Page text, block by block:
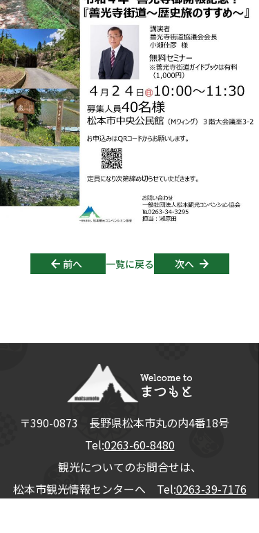
Post navigation
前へ 一覧に戻る 次へ
〒390-0873 長野県松本市丸の内4番18号
Tel:0263-60-8480
観光についてのお問合せは、
松本市観光情報センターへ Tel:0263-39-7176